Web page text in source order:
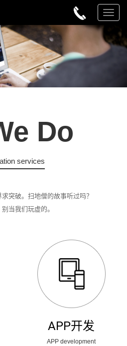
Do
services
突破。扫地僧的故事听过吗？
当我们玩虚的。
APP开发
APP development